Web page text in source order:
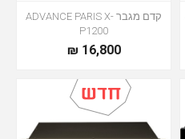
קדם מגבר ADVANCE PARIS X-
P1200
16,800 ₪